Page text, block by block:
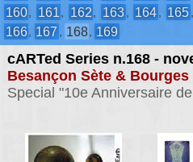
cARTed Series n.168 -
Besançon Sète & Bourges
Special "10e Anniversaire
160, 161 , 162, 163, 164, 165,
166, 167 , 168, 169
The Events :
-Collectifs d'artistes
-2° Biennale de Châteaux de